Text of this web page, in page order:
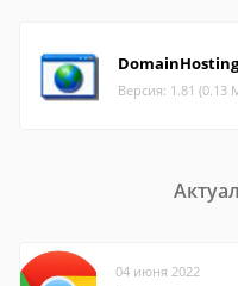
Версия: 1.81 (0.13
04 июня 2022